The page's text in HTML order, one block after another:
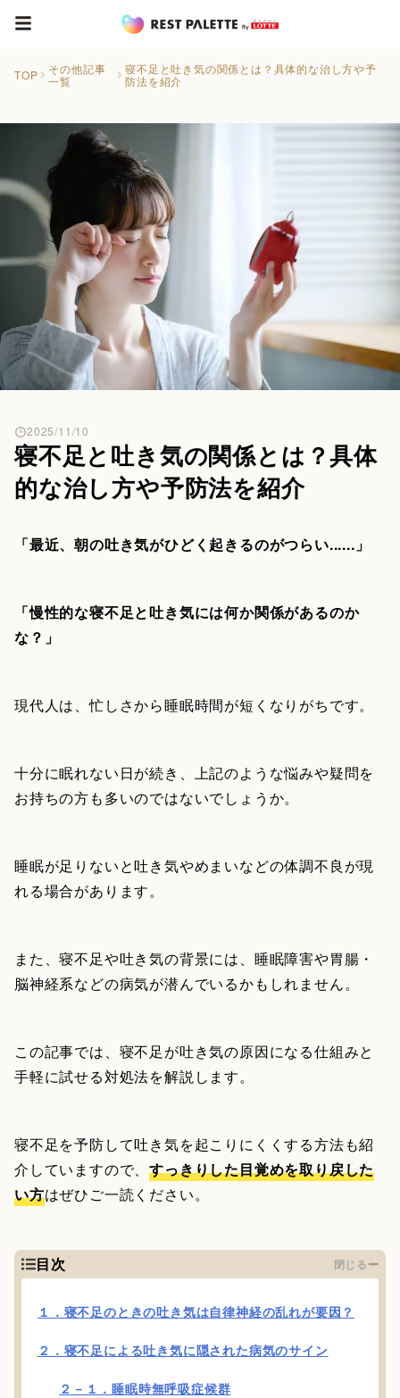
TOP
その他記事
一覧
寝不足と吐き気の関係とは？具体的な治し方や予
防法を紹介
寝不足と吐き気の関係とは？具体
的な治し方や予防法を紹介
2025/11/10
「最近、朝の吐き気がひどく起きるのがつらい......」
「慢性的な寝不足と吐き気には何か関係があるのか
な？」
現代人は、忙しさから睡眠時間が短くなりがちです。
十分に眠れない日が続き、上記のような悩みや疑問を
お持ちの方も多いのではないでしょうか。
睡眠が足りないと吐き気やめまいなどの体調不良が現
れる場合があります。
また、寝不足や吐き気の背景には、睡眠障害や胃腸・
脳神経系などの病気が潜んでいるかもしれません。
この記事では、寝不足が吐き気の原因になる仕組みと
手軽に試せる対処法を解説します。
寝不足を予防して吐き気を起こりにくくする方法も紹
介していますので、すっきりした目覚めを取り戻した
い方はぜひご一読ください。
目次 閉じる
１．寝不足のときの吐き気は自律神経の乱れが要因？
２．寝不足による吐き気に隠された病気のサイン
２－１．睡眠時無呼吸症候群